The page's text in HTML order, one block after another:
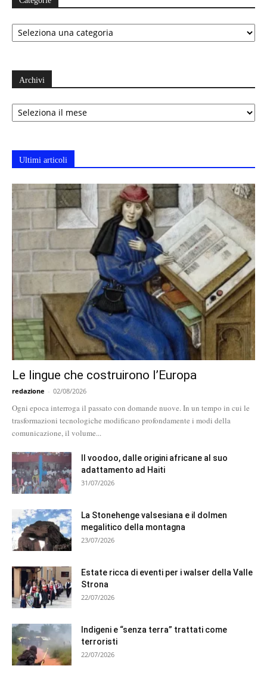
Categorie
Archivi
Archivi
Ultimi articoli
Le lingue che costruirono l’Europa
redazione - 02/08/2026
Ogni epoca interroga il passato con domande nuove. In un tempo in cui le
trasformazioni tecnologiche modificano profondamente i modi della
comunicazione, il volume...
Il voodoo, dalle origini africane al suo
adattamento ad Haiti
31/07/2026
La Stonehenge valsesiana e il dolmen
megalitico della montagna
23/07/2026
Estate ricca di eventi per i walser della Valle
Strona
22/07/2026
Indigeni e “senza terra” trattati come
terroristi
22/07/2026